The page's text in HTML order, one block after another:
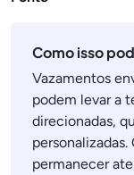
Como isso
Vazamentos
podem levar a
direcionadas,
permanecer